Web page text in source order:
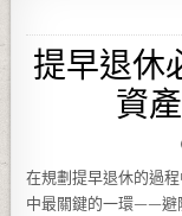
提早退休
資
在規劃提早退休的過
中最關鍵的一環——避